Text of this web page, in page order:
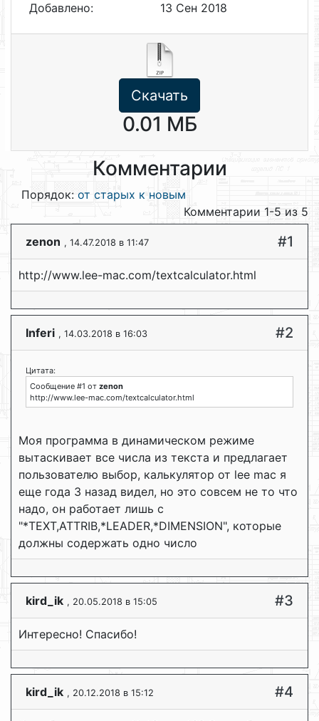
Добавлено:
13 Сен 2018
Скачать
0.01 МБ
Комментарии
Порядок: от старых к новым
Комментарии 1-5 из 5
zenon , 14.47.2018 в 11:47 #1
http://www.lee-mac.com/textcalculator.html
Inferi , 14.03.2018 в 16:03 #2
Цитата:
Сообщение #1 от zenon
http://www.lee-mac.com/textcalculator.html
Моя программа в динамическом режиме
вытаскивает все числа из текста и предлагает
пользователю выбор, калькулятор от lee mac я
еще года 3 назад видел, но это совсем не то что
надо, он работает лишь с
"*TEXT,ATTRIB,*LEADER,*DIMENSION", которые
должны содержать одно число
kird_ik , 20.05.2018 в 15:05 #3
Интересно! Спасибо!
kird_ik , 20.12.2018 в 15:12 #4